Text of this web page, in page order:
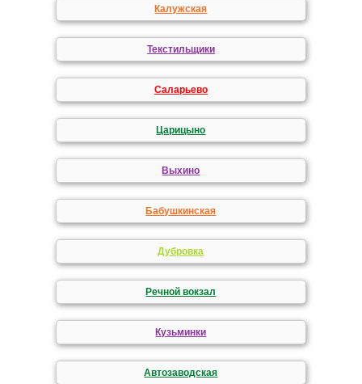
Калужская
Текстильщики
Саларьево
Царицыно
Выхино
Бабушкинская
Дубровка
Речной вокзал
Кузьминки
Автозаводская